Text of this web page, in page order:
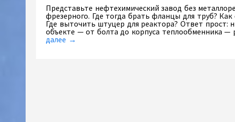
Представьте нефтехимический завод без
фрезерного. Где тогда брать фланцы для труб?
Где выточить штуцер для реактора? Ответ прост:
объекте — от болта до корпуса теплообменника —
далее →